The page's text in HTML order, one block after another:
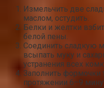
Измельчить две
маслом, остудить.
Белки и желтки
белой пены.
Соединить сладкую
всыпать муку и
устранения всех
Заполнить формочки
протяжении 6–9